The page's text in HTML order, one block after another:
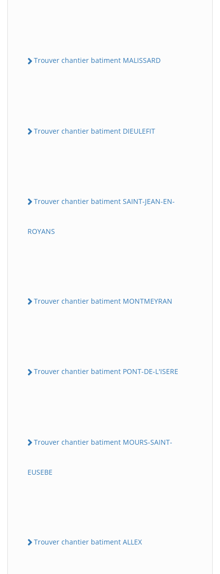
Trouver chantier batiment MALISSARD
Trouver chantier batiment DIEULEFIT
Trouver chantier batiment SAINT-JEAN-EN-
ROYANS
Trouver chantier batiment MONTMEYRAN
Trouver chantier batiment PONT-DE-L'ISERE
Trouver chantier batiment MOURS-SAINT-
EUSEBE
Trouver chantier batiment ALLEX